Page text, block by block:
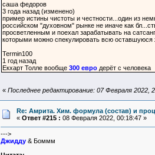
саша федоров
3 года назад (изменено)
пример истины чистоты и честности...один из
российском "духовном" рынке не иначе как
просветленным и поехал зарабатывать на
которыми можно спекулировать всю оставшуюся
Termin100
1 год назад
Екхарт Толле вообще 300 евродерёт с человека
« Последнее редактирование: 07 Февраля 2022,
Re: Амрита. Хим. формула (состав) и
« Ответ #215 : 08 Февраля 2022, 00:18:47 »
--->
Джидду& Боммм